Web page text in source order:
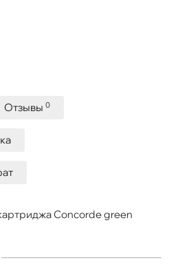
Отзывы 0
Concorde green